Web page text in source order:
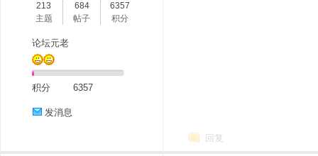
213
主题
684
帖子
6357
积分
论坛元老
积分 6357
发消息
回复